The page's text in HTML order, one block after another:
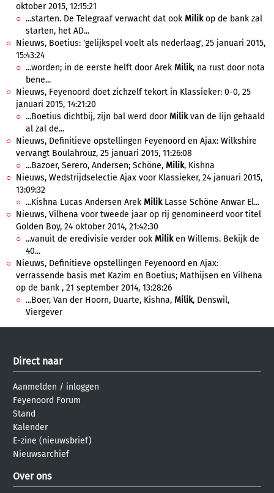
oktober 2015, 12:15:21
...starten. De Telegraaf verwacht dat ook Milikop de bank zal
starten, het AD...
Nieuws, Boetius: 'gelijkspel voelt als nederlaag', 25 januari 2015,
15:43:24
...worden; in de eerste helft door Arek Milik, na rust door nota
bene...
Nieuws, Feyenoord doet zichzelf tekort in Klassieker: 0-0, 25
januari 2015, 14:21:20
...Boetius dichtbij, zijn bal werd doorMilikvan de lijn gehaald
al zal de...
Nieuws, Definitieve opstellingen Feyenoord en Ajax: Wilkshire
vervangt Boulahrouz, 25 januari 2015, 11:26:08
...Bazoer, Serero, Andersen; Schöne, Milik, Kishna
Nieuws, Wedstrijdselectie Ajax voor Klassieker, 24 januari 2015,
13:09:32
...Kishna Lucas Andersen Arek MilikLasse Schöne Anwar El...
Nieuws, Vilhena voor tweede jaar op rij genomineerd voor titel
Golden Boy, 24 oktober 2014, 21:42:30
...vanuit de eredivisie verder ook Miliken Willems. Bekijk de
40...
Nieuws, Definitieve opstellingen Feyenoord en Ajax:
verrassende basis met Kazim en Boetius; Mathijsen en Vilhena
op de bank , 21 september 2014, 13:28:26
...Boer, Van der Hoorn, Duarte, Kishna, Milik, Denswil,
Viergever
Direct naar
Aanmelden / inloggen
Feyenoord Forum
Stand
Kalender
E-zine (nieuwsbrief)
Nieuwsarchief
Over ons